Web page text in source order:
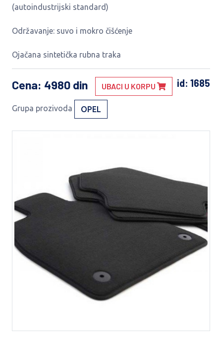
(autoindustrijski standard)
Održavanje: suvo i mokro čišćenje
Ojačana sintetička rubna traka
Cena: 4980 din id: 1685
UBACI U KORPU
Grupa prozivoda OPEL